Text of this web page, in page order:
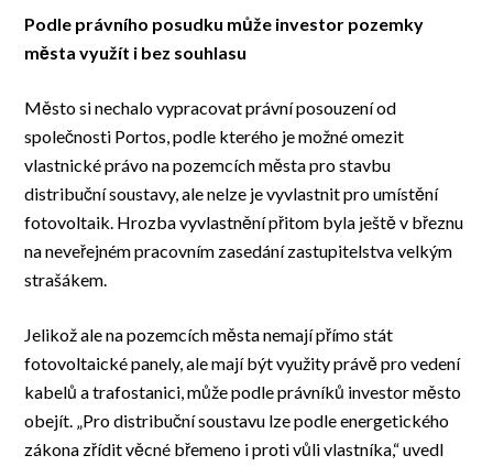
Podle právního posudku může investor pozemky
města využít i bez souhlasu
Město si nechalo vypracovat právní posouzení od
společnosti Portos, podle kterého je možné omezit
vlastnické právo na pozemcích města pro stavbu
distribuční soustavy, ale nelze je vyvlastnit pro umístění
fotovoltaik. Hrozba vyvlastnění přitom byla ještě v březnu
na neveřejném pracovním zasedání zastupitelstva velkým
strašákem.
Jelikož ale na pozemcích města nemají přímo stát
fotovoltaické panely, ale mají být využity právě pro vedení
kabelů a trafostanici, může podle právníků investor město
obejít. „Pro distribuční soustavu lze podle energetického
zákona zřídit věcné břemeno i proti vůli vlastníka,“ uvedl